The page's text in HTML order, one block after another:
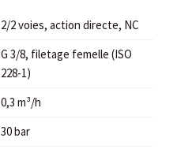
2/2 voies, action directe, NC
G 3/8, filetage femelle (ISO
228-1)
0,3 m³/h
30 bar